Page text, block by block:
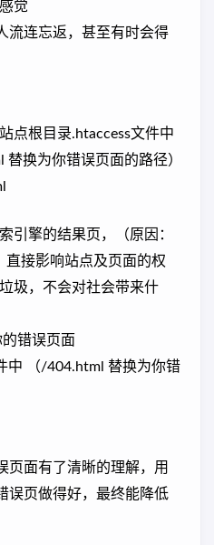
觉
流连忘返，甚至有时会得
点根目录.htaccess文件中
换为你错误页面的路径）
引擎的结果页，（原因：
直接影响站点及页面的权
圾，不会对社会带来什
错误页面
中 （/404.html 替换为你错
页面有了清晰的理解，用
误页做得好，最终能降低